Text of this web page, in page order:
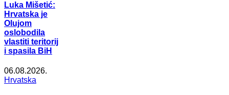
Luka Mišetić:
Hrvatska je
Olujom
oslobodila
vlastiti teritorij
i spasila BiH
06.08.2026.
Hrvatska